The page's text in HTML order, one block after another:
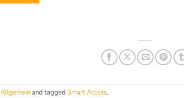
Allgemeinand tagged Smart Access.